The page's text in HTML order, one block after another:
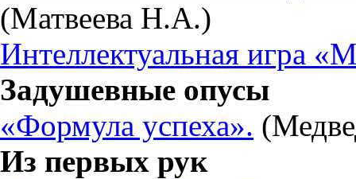
(Матвеева Н.А.)
Интеллектуальная игра
Задушевные опусы
«Формула успеха».
Из первых рук